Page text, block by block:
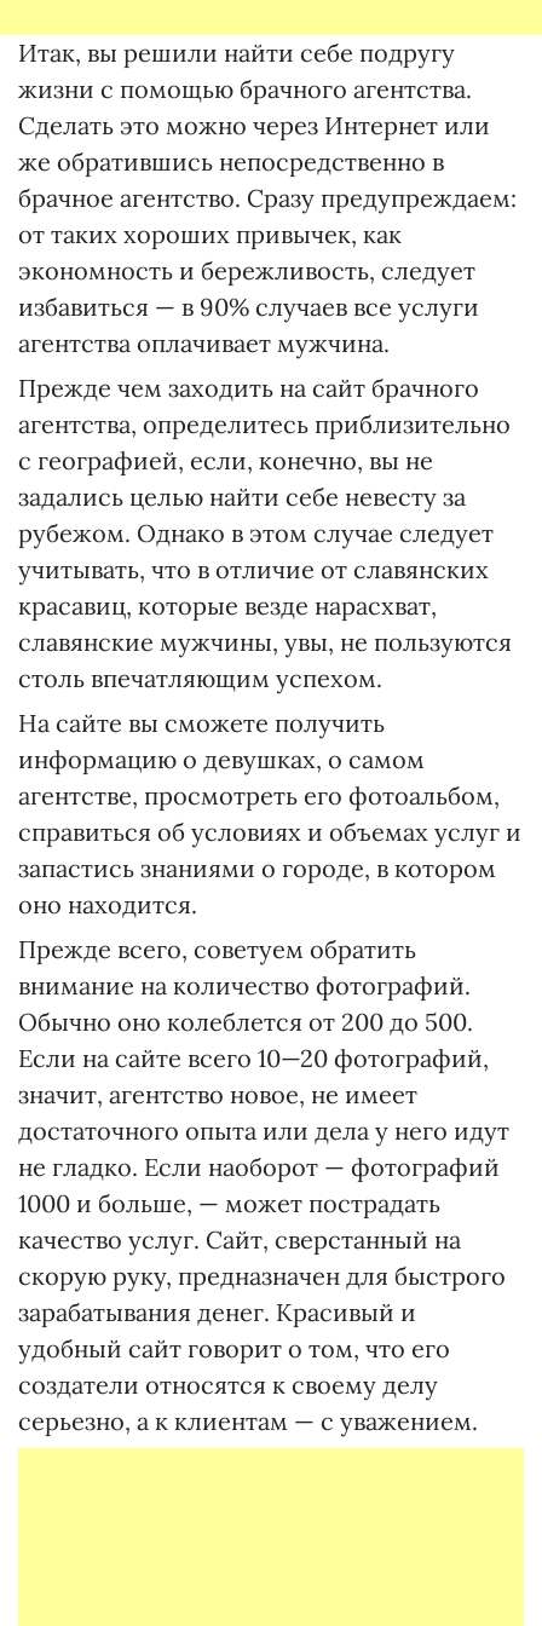
Итак, вы решили найти себе подругу
жизни с помощью брачного агентства.
Сделать это можно через Интернет или
же обратившись непосредственно в
брачное агентство. Сразу предупреждаем:
от таких хороших привычек, как
экономность и бережливость, следует
избавиться — в 90% случаев все услуги
агентства оплачивает мужчина.
Прежде чем заходить на сайт брачного
агентства, определитесь приблизительно
с географией, если, конечно, вы не
задались целью найти себе невесту за
рубежом. Однако в этом случае следует
учитывать, что в отличие от славянских
красавиц, которые везде нарасхват,
славянские мужчины, увы, не пользуются
столь впечатляющим успехом.
На сайте вы сможете получить
информацию о девушках, о самом
агентстве, просмотреть его фотоальбом,
справиться об условиях и объемах услуг и
запастись знаниями о городе, в котором
оно находится.
Прежде всего, советуем обратить
внимание на количество фотографий.
Обычно оно колеблется от 200 до 500.
Если на сайте всего 10—20 фотографий,
значит, агентство новое, не имеет
достаточного опыта или дела у него идут
не гладко. Если наоборот — фотографий
1000 и больше, — может пострадать
качество услуг. Сайт, сверстанный на
скорую руку, предназначен для быстрого
зарабатывания денег. Красивый и
удобный сайт говорит о том, что его
создатели относятся к своему делу
серьезно, а к клиентам — с уважением.